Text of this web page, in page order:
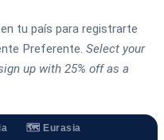
tu país para registrarte
Preferente. Select your
up with 25% off as a
🗺️ Eurasia